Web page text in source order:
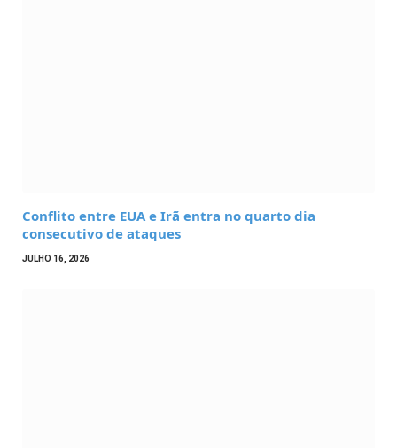
Conflito entre EUA e Irã entra no quarto dia
consecutivo de ataques
JULHO 16, 2026